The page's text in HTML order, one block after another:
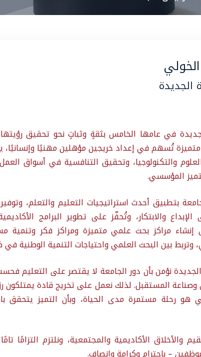
الجديدة
في عامها الخامس بثقةٍ وثباتٍ نحو تحقيق
متميزة تُسهم في إعداد خريجين مؤهلين مهنيًا
والتكنولوجيا، وتحقيق التنافسية في أسواق العمل
المؤسسي.
بتطبيق أحدث استراتيجيات التعليم والتعلم، وتوفير
والابتكار، وتُحفّز على تطوير البرامج
إنشاء مراكز بحث علمي متميزة ومراكز فكر
بين البحث العلمي واحتياجات التنمية الوطنية في
نؤمن بأن دور الجامعة لا يقتصر على التعليم
وصناعة المستقبل. لذلك نعمل على تخريج قادة يمتلكون
هو رحلة مستمرة مدى الحياة، وبأن التميز يتحقق
والأخلاق الأكاديمية والمجتمعية، ونلتزم التزامًا
– باحترام وكرامة وإنصاف.